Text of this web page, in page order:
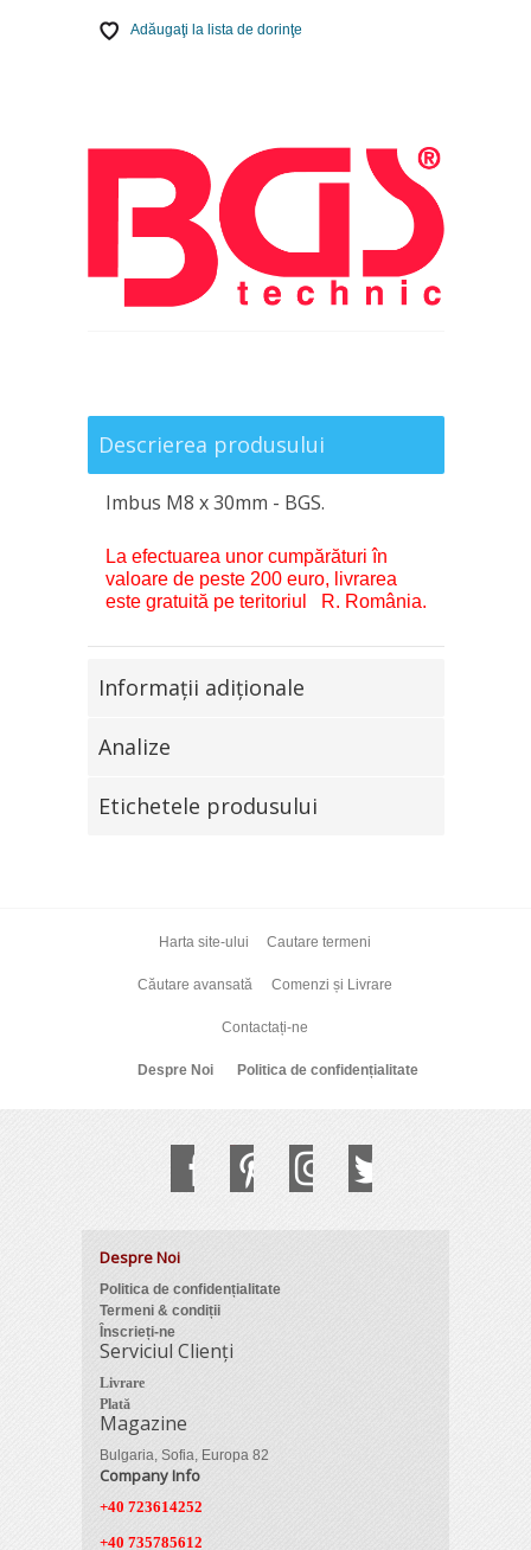
Adăugaţi la lista de dorinţe
Descrierea produsului
Imbus M8 x 30mm - BGS.
La efectuarea unor cumpărături în
valoare de peste 200 euro, livrarea
este gratuită pe teritoriul R. România.
Informaţii adiţionale
Analize
Etichetele produsului
Harta site-ului Cautare termeni
Căutare avansată Comenzi și Livrare
Contactați-ne
Despre Noi Politica de confidențialitate
Despre Noi
Politica de confidențialitate
Termeni & condiții
Înscrieți-ne
Serviciul Clienți
Livrare
Plată
Magazine
Bulgaria, Sofia, Europa 82
Company Info
+40 723614252
+40 735785612